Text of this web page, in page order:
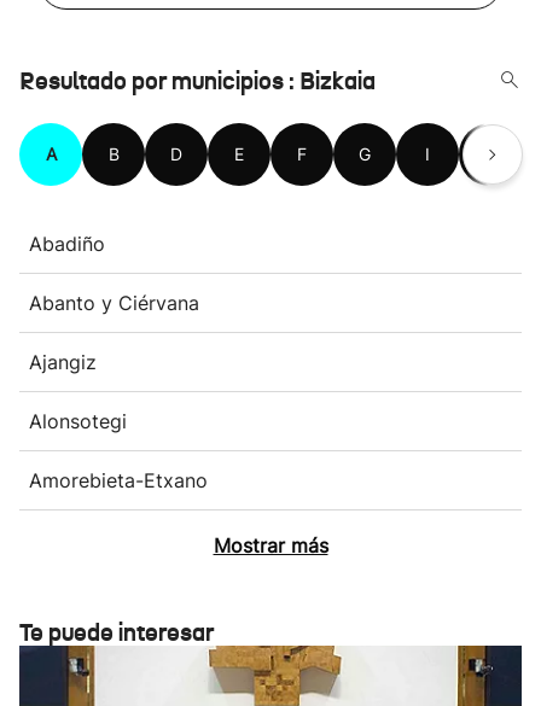
Resultado por municipios : Bizkaia
A B D E F G I K
Abadiño
Abanto y Ciérvana
Ajangiz
Alonsotegi
Amorebieta-Etxano
Mostrar más
Te puede interesar